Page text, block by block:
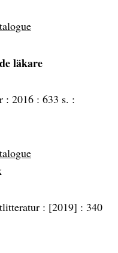
läkare
: 2016 : 633 s. :
: [2019] : 340